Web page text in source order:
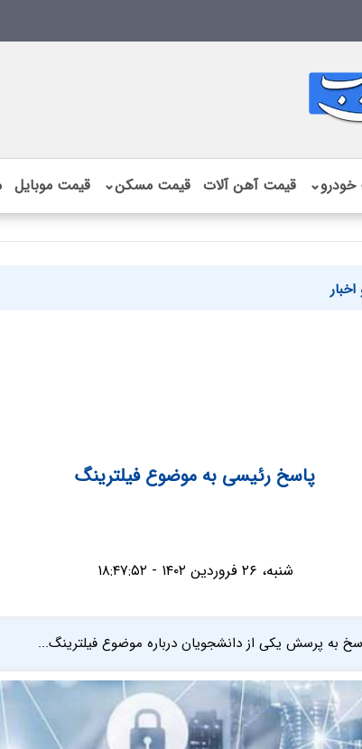
⌄ قیمت آهن آلات قیمت مسکن⌄ قیمت موبایل
پاسخ رئیسی به موضوع فیلترینگ
شنبه، ۲۶ فروردین ۱۴۰۲ - ۱۸:۴۷:۵۲
به پرسش یکی از دانشجویان درباره موضوع فیلترینگ...